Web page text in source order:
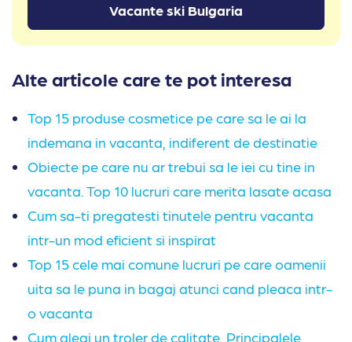
Vacante ski Bulgaria
Alte articole care te pot interesa
Top 15 produse cosmetice pe care sa le ai la
indemana in vacanta, indiferent de destinatie
Obiecte pe care nu ar trebui sa le iei cu tine in
vacanta. Top 10 lucruri care merita lasate acasa
Cum sa-ti pregatesti tinutele pentru vacanta
intr-un mod eficient si inspirat
Top 15 cele mai comune lucruri pe care oamenii
uita sa le puna in bagaj atunci cand pleaca intr-
o vacanta
Cum alegi un troler de calitate. Principalele